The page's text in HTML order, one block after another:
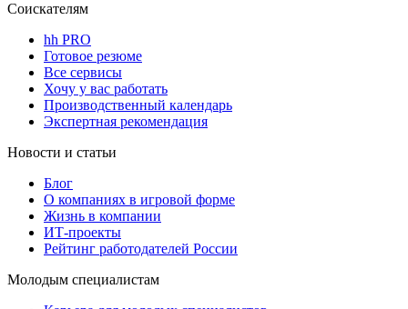
Соискателям
hh PRO
Готовое резюме
Все сервисы
Хочу у вас работать
Производственный календарь
Экспертная рекомендация
Новости и статьи
Блог
О компаниях в игровой форме
Жизнь в компании
ИТ-проекты
Рейтинг работодателей России
Молодым специалистам